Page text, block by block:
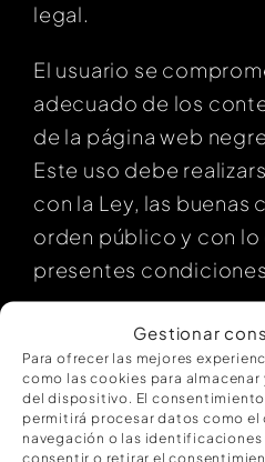
Gestionar
Para ofrecer las mejores
como las cookies para
del dispositivo. El
permitirá procesar datos como
navegación o las identificaciones
consentir o retirar el
legal.
El usuario se
adecuado de los
de la página web
Este uso debe
con la Ley, las buenas
orden público y con lo
presentes
Con carácter general,
de los servicios y el
información de la
la previa suscripción